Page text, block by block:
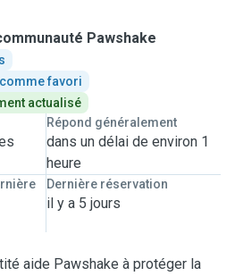
Pawshake
favori
actualisé
Répond généralement
dans un délai de environ 1
heure
Dernière réservation
il y a 5 jours
aide Pawshake à protéger la